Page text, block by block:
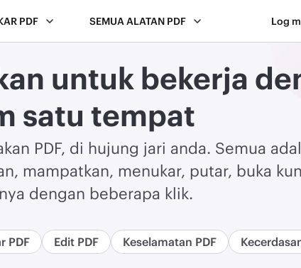
PDF SEMUA ALATAN PDF Log
untuk bekerja
satu tempat
PDF, di hujung jari anda. Semua
mampatkan, menukar, putar, buka
dengan beberapa klik.
PDF Edit PDF Keselamatan PDF